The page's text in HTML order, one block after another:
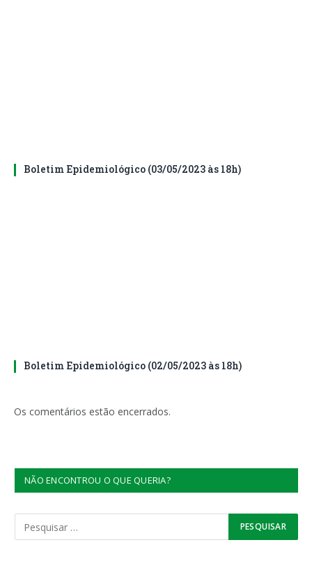
Boletim Epidemiológico (03/05/2023 às 18h)
Boletim Epidemiológico (02/05/2023 às 18h)
Os comentários estão encerrados.
NÃO ENCONTROU O QUE QUERIA?